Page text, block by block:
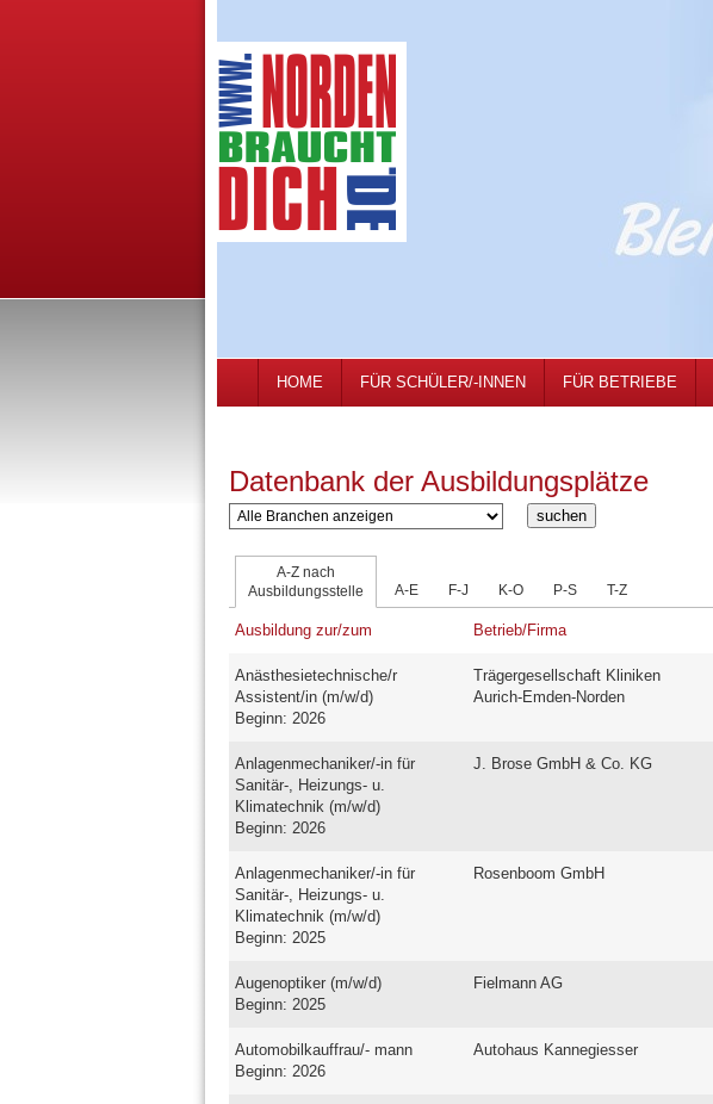
HOME FÜR SCHÜLER/-INNEN FÜR BETRIEBE
Datenbank der Ausbildungsplätze
A-Z nach
Ausbildungsstelle
A-E F-J K-O P-S T-Z
Ausbildung zur/zum Betrieb/Firma
Anästhesietechnische/r
Assistent/in (m/w/d)
Beginn: 2026
Trägergesellschaft Kliniken
Aurich-Emden-Norden
Anlagenmechaniker/-in für
Sanitär-, Heizungs- u.
Klimatechnik (m/w/d)
Beginn: 2026
J. Brose GmbH & Co. KG
Anlagenmechaniker/-in für
Sanitär-, Heizungs- u.
Klimatechnik (m/w/d)
Beginn: 2025
Rosenboom GmbH
Augenoptiker (m/w/d)
Beginn: 2025
Fielmann AG
Automobilkauffrau/- mann
Beginn: 2026
Autohaus Kannegiesser